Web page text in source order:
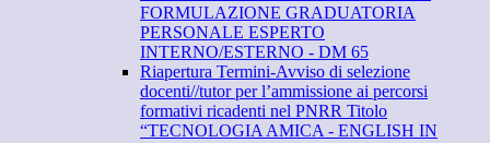
FORMULAZIONE GRADUATORIA
PERSONALE ESPERTO
INTERNO/ESTERNO - DM 65
Riapertura Termini-Avviso di selezione
docenti//tutor per l’ammissione ai percorsi
formativi ricadenti nel PNRR Titolo
“TECNOLOGIA AMICA - ENGLISH IN